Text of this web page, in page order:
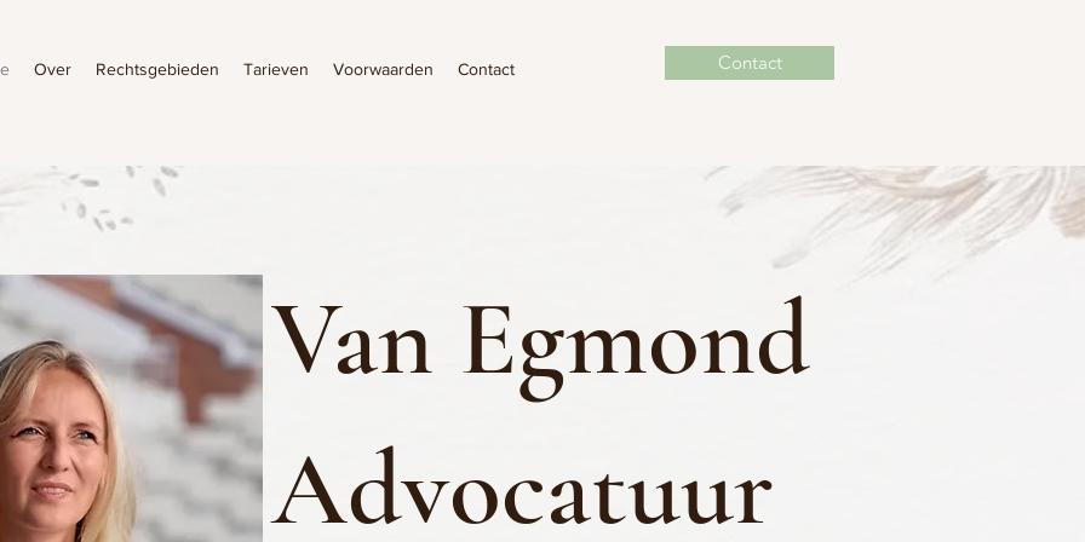
Over Rechtsgebieden Tarieven Voorwaarden Contact Contact
Van Egmond
Advocatuur